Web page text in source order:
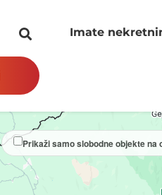
Imate
Prikaži samo slobodne objekte na